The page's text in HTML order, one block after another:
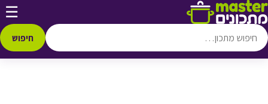
דלג לתוכן ☰
חיפוש
♥ הוספה